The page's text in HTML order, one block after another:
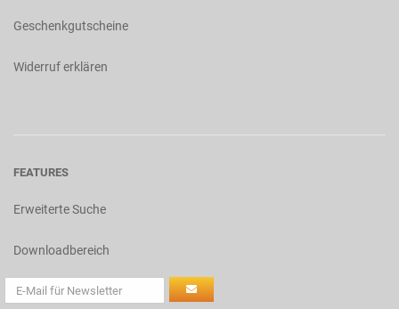
Geschenkgutscheine
Widerruf erklären
FEATURES
Erweiterte Suche
Downloadbereich